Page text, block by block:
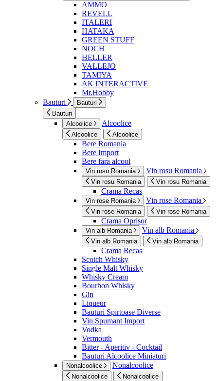
AMMO
REVELL
ITALERI
HATAKA
GREEN STUFF
NOCH
HELLER
VALLEJO
TAMIYA
AK INTERACTIVE
Mr.Hobby
Bauturi
Bauturi
Bauturi
Alcoolice
Alcoolice
Alcoolice Alcoolice
Bere Romania
Bere Import
Bere fara alcool
Vin rosu Romania Vin rosu Romania
Vin rosu Romania Vin rosu Romania
Crama Recas
Vin rose Romania Vin rose Romania
Vin rose Romania Vin rose Romania
Crama Oprisor
Vin alb Romania Vin alb Romania
Vin alb Romania Vin alb Romania
Crama Recas
Scotch Whisky
Single Malt Whisky
Whisky Cream
Bourbon Whisky
Gin
Liqueur
Bauturi Spirtoase Diverse
Vin Spumant Import
Vodka
Vermouth
Bitter - Aperitiv - Cocktail
Bauturi Alcoolice Miniaturi
Nonalcoolice Nonalcoolice
Nonalcoolice Nonalcoolice